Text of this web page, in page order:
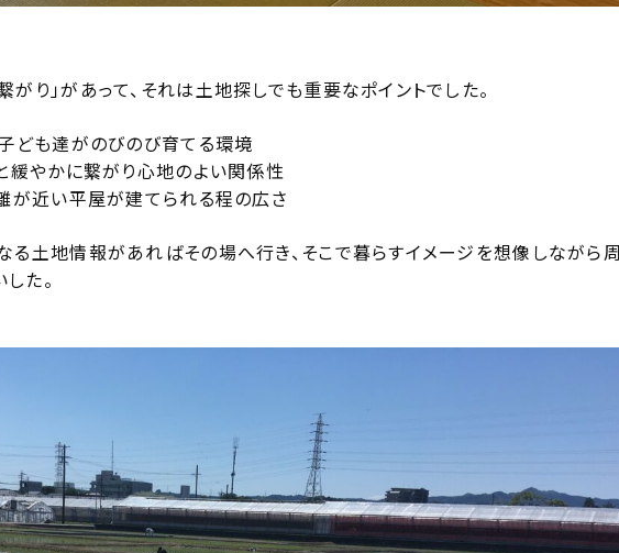
り」があって、それは土地探しでも重要なポイントでした。
子ども達がのびのび育てる環境
と緩やかに繋がり心地のよい関係性
離が近い平屋が建てられる程の広さ
る土地情報があればその場へ行き、そこで暮らすイメージを想像しながら周
た。